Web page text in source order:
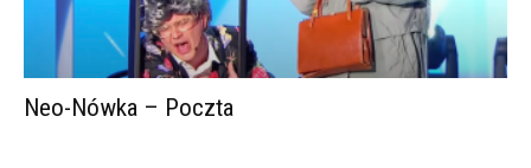
Neo-Nówka – Poczta